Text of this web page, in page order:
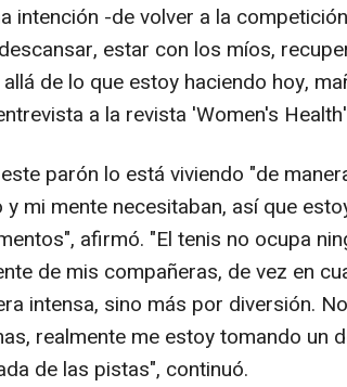
intención -de volver a la
estar con los míos,
de lo que estoy haciendo hoy,
a la revista 'Women's
parón lo está viviendo "de
mi mente necesitaban, así que
afirmó. "El tenis no ocupa
de mis compañeras, de vez en
intensa, sino más por diversión.
realmente me estoy tomando un
de las pistas", continuó.